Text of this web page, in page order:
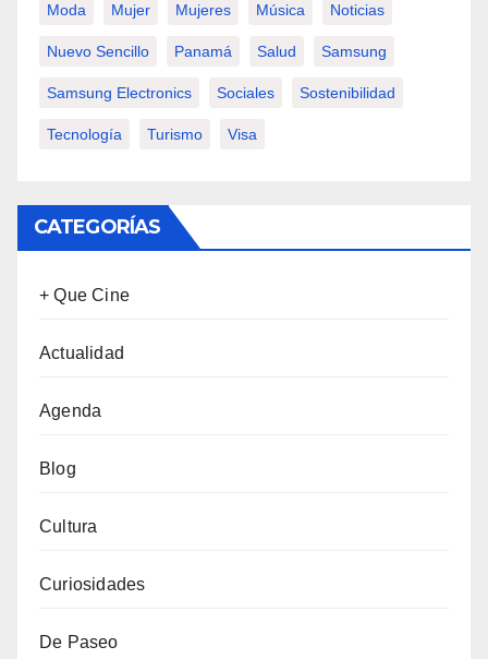
Moda Mujer Mujeres Música Noticias
Nuevo Sencillo Panamá Salud Samsung
Samsung Electronics Sociales Sostenibilidad
Tecnología Turismo Visa
CATEGORÍAS
+ Que Cine
Actualidad
Agenda
Blog
Cultura
Curiosidades
De Paseo